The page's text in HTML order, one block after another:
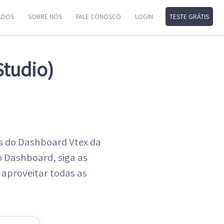
SOBRE NÓS FALE CONOSCO LOGIN TESTE GRÁTIS
Dashboard Vtex da
siga as
todas as